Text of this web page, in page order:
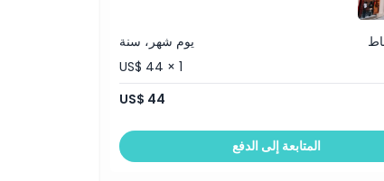
يوم شهر، سنة
US$ 44 × 1
US$ 44
المتابعة إلى الدفع